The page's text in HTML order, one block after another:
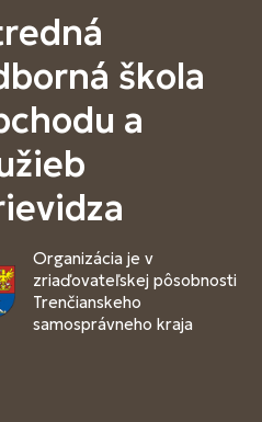
škola
a
Organizácia je v
zriaďovateľskej pôsobnosti
Trenčianskeho
samosprávneho kraja